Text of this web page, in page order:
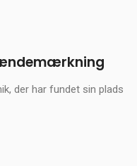
der har fundet sin plads